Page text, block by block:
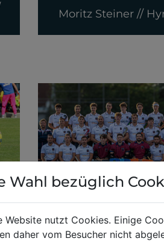
Moritz Steiner //
Hockey Club
Wahl bezüglich
Website nutzt Cookies. Einige
daher vom Besucher nicht